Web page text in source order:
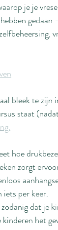
je je
gedaan
bleek te zijn
staat
hoe
zorgt
per keer.
dat je
het